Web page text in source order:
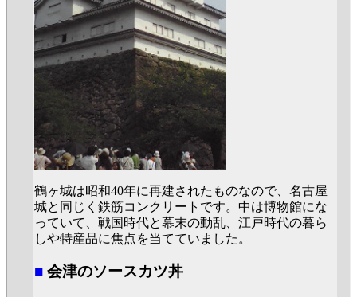
鶴ヶ城は昭和40年に再建されたものなので、名古屋
城と同じく鉄筋コンクリートです。中は博物館にな
っていて、戦国時代と幕末の動乱、江戸時代の暮ら
しや特産品に焦点を当てていました。
■ 会津のソースカツ丼